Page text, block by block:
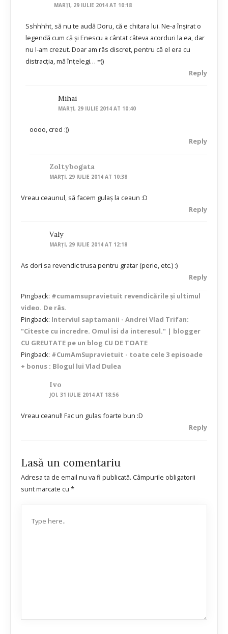
MARȚI, 29 IULIE 2014 AT 10:18
Sshhhht, să nu te audă Doru, că e chitara lui. Ne-a înşirat o
legendă cum că şi Enescu a cântat câteva acorduri la ea, dar
nu l-am crezut. Doar am râs discret, pentru că el era cu
distracţia, mă înţelegi… =))
Reply
Mihai
MARȚI, 29 IULIE 2014 AT 10:40
oooo, cred :))
Reply
Zoltybogata
MARȚI, 29 IULIE 2014 AT 10:38
Vreau ceaunul, să facem gulaș la ceaun :D
Reply
Valy
MARȚI, 29 IULIE 2014 AT 12:18
As dori sa revendic trusa pentru gratar (perie, etc.) :)
Reply
Pingback: #cumamsupravietuit revendicările și ultimul
video. De râs.
Pingback: Interviul saptamanii - Andrei Vlad Trifan:
"Citeste cu incredre. Omul isi da interesul." | blogger
CU GREUTATE pe un blog CU DE TOATE
Pingback: #CumAmSupravietuit - toate cele 3 episoade
+ bonus : Blogul lui Vlad Dulea
Ivo
JOI, 31 IULIE 2014 AT 18:56
Vreau ceanul! Fac un gulas foarte bun :D
Reply
Lasă un comentariu
Adresa ta de email nu va fi publicată. Câmpurile obligatorii
sunt marcate cu *